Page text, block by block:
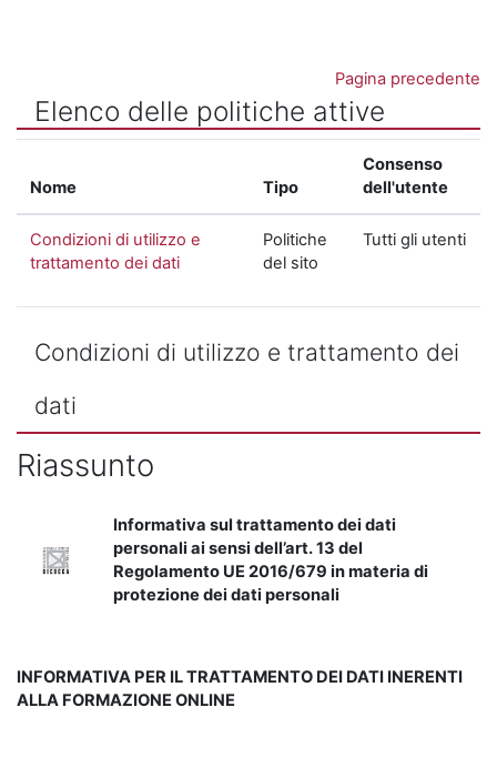
Pagina precedente
Elenco delle politiche attive
Nome Tipo
Consenso
dell'utente
Condizioni di utilizzo e
trattamento dei dati
Politiche
del sito
Tutti gli utenti
Condizioni di utilizzo e trattamento dei
dati
Riassunto
Informativa sul trattamento dei dati
personali ai sensi dell’art. 13 del
Regolamento UE 2016/679 in materia di
protezione dei dati personali
INFORMATIVA PER IL TRATTAMENTO DEI DATI INERENTI
ALLA FORMAZIONE ONLINE